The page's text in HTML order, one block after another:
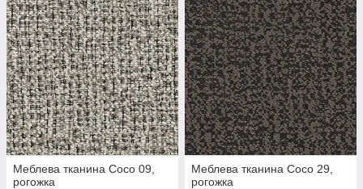
Меблева тканина Coco 09,
рогожка
Меблева тканина Coco 29,
рогожка